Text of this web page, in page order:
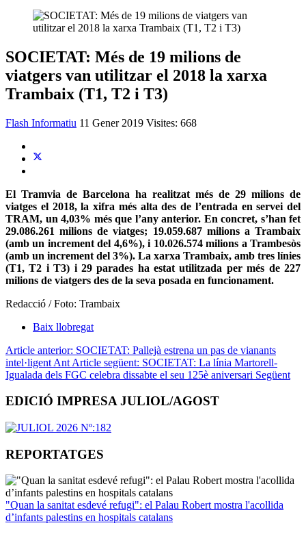
SOCIETAT: Més de 19 milions de
viatgers van utilitzar el 2018 la xarxa
Trambaix (T1, T2 i T3)
Flash Informatiu 11 Gener 2019 Visites: 668
El Tramvia de Barcelona ha realitzat més de 29 milions de
viatges el 2018, la xifra més alta des de l’entrada en servei del
TRAM, un 4,03% més que l’any anterior. En concret, s’han fet
29.086.261 milions de viatges; 19.059.687 milions a Trambaix
(amb un increment del 4,6%), i 10.026.574 milions a Trambesòs
(amb un increment del 3%). La xarxa Trambaix, amb tres línies
(T1, T2 i T3) i 29 parades ha estat utilitzada per més de 227
milions de viatgers des de la seva posada en funcionament.
Redacció / Foto: Trambaix
Baix llobregat
Article anterior: SOCIETAT: Pallejà estrena un pas de vianants
intel·ligent Ant Article següent: SOCIETAT: La línia Martorell-
Igualada dels FGC celebra dissabte el seu 125è aniversari Següent
EDICIÓ IMPRESA JULIOL/AGOST
REPORTATGES
"Quan la sanitat esdevé refugi": el Palau Robert mostra l'acollida
d’infants palestins en hospitals catalans